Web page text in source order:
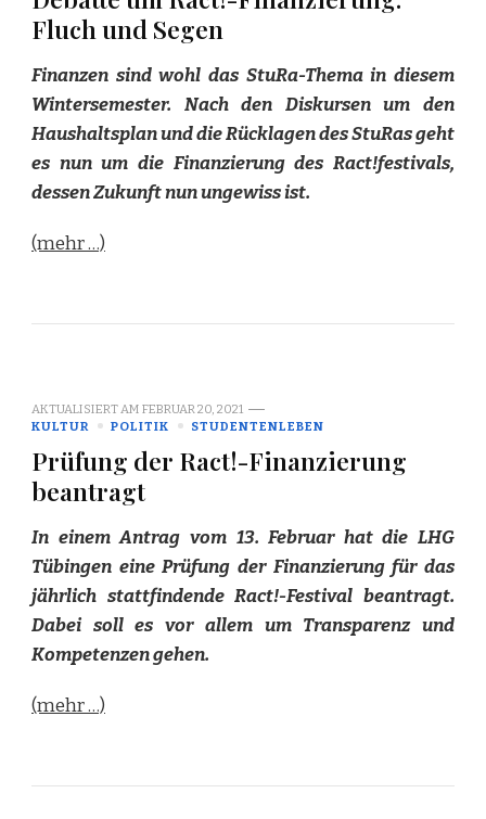
Fluch und Segen
Finanzen sind wohl das StuRa-Thema in diesem
Wintersemester. Nach den Diskursen um den
Haushaltsplan und die Rücklagen des StuRas geht
es nun um die Finanzierung des Ract!festivals,
dessen Zukunft nun ungewiss ist.
(mehr …)
AKTUALISIERT AM FEBRUAR 20, 2021
KULTUR
POLITIK STUDENTENLEBEN
Prüfung der Ract!-Finanzierung
beantragt
In einem Antrag vom 13. Februar hat die LHG
Tübingen eine Prüfung der Finanzierung für das
jährlich stattfindende Ract!-Festival beantragt.
Dabei soll es vor allem um Transparenz und
Kompetenzen gehen.
(mehr …)